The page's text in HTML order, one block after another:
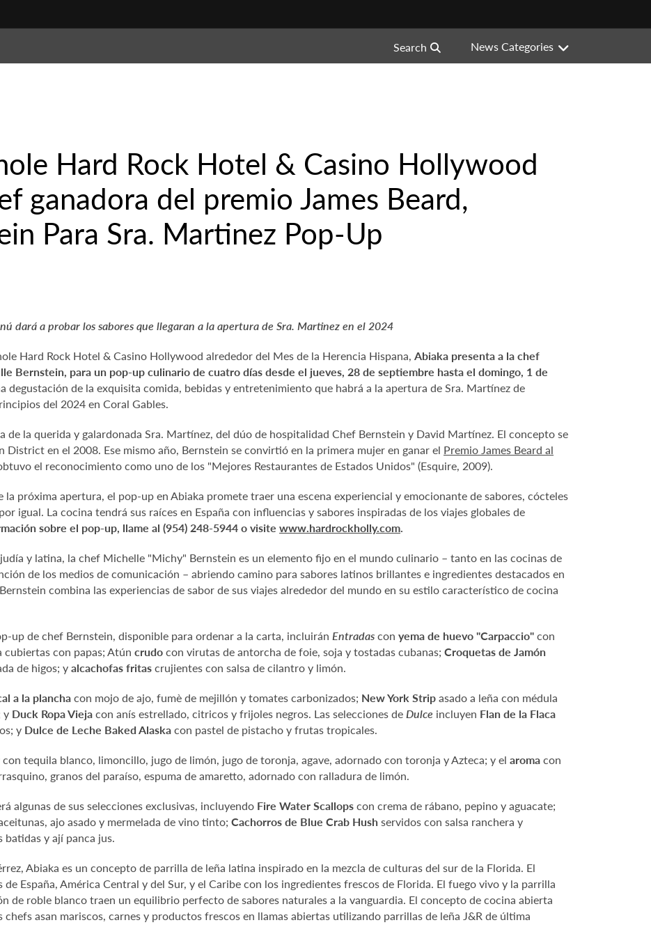
Search News Categories
Hard Rock Hotel & Casino Hollywood
ganadora del premio James Beard,
Para Sra. Martinez Pop-Up
dará a probar los sabores que llegaran a la apertura de Sra. Martinez en el 2024
Hard Rock Hotel & Casino Hollywood alrededor del Mes de la Herencia Hispana, Abiaka presenta a la chef
Bernstein, para un pop-up culinario de cuatro días desde el jueves, 28 de septiembre hasta el domingo, 1 de
degustación de la exquisita comida, bebidas y entretenimiento que habrá a la apertura de Sra. Martínez de
del 2024 en Coral Gables.
de la querida y galardonada Sra. Martínez, del dúo de hospitalidad Chef Bernstein y David Martínez. El concepto se
en el 2008. Ese mismo año, Bernstein se convirtió en la primera mujer en ganar el Premio James Beard al
el reconocimiento como uno de los "Mejores Restaurantes de Estados Unidos" (Esquire, 2009).
próxima apertura, el pop-up en Abiaka promete traer una escena experiencial y emocionante de sabores, cócteles
igual. La cocina tendrá sus raíces en España con influencias y sabores inspiradas de los viajes globales de
sobre el pop-up, llame al (954) 248-5944 o visite www.hardrockholly.com.
y latina, la chef Michelle "Michy" Bernstein es un elemento fijo en el mundo culinario – tanto en las cocinas de
de los medios de comunicación – abriendo camino para sabores latinos brillantes e ingredientes destacados en
combina las experiencias de sabor de sus viajes alrededor del mundo en su estilo característico de cocina
up de chef Bernstein, disponible para ordenar a la carta, incluirán Entradascon yema de huevo "Carpaccio"con
cubiertas con papas; Atún crudocon virutas de antorcha de foie, soja y tostadas cubanas; Croquetas de Jamón
de higos; yalcachofas fritascrujientes con salsa de cilantro y limón.
a la planchacon mojo de ajo, fumè de mejillón y tomates carbonizados; New York Stripasado a leña con médula
y Duck Ropa Viejacon anís estrellado, citricos y frijoles negros. Las selecciones deDulce incluyen Flan de la Flaca
y Dulce de Leche Baked Alaskacon pastel de pistacho y frutas tropicales.
con tequila blanco, limoncillo, jugo de limón, jugo de toronja, agave, adornado con toronja y Azteca; y el aromacon
granos del paraíso, espuma de amaretto, adornado con ralladura de limón.
algunas de sus selecciones exclusivas, incluyendo Fire Water Scallopscon crema de rábano, pepino y aguacate;
ajo asado y mermelada de vino tinto; Cachorros de Blue Crab Hush servidos con salsa ranchera y
batidas y ají panca jus.
Abiaka es un concepto de parrilla de leña latina inspirado en la mezcla de culturas del sur de la Florida. El
España, América Central y del Sur, y el Caribe con los ingredientes frescos de Florida. El fuego vivo y la parrilla
de roble blanco traen un equilibrio perfecto de sabores naturales a la vanguardia. El concepto de cocina abierta
asan mariscos, carnes y productos frescos en llamas abiertas utilizando parrillas de leña J&R de última